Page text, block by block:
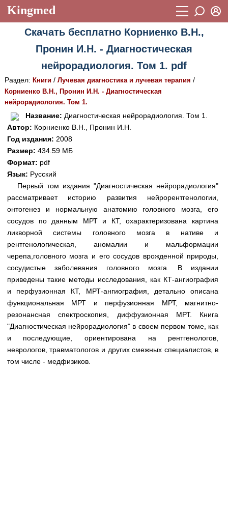
Kingmed
Учебный материал
Видеогалерея 899
Истории болезней 1268
Лекции и презентации 2474
Аккредитационные тесты
Методические рекомендации
Научно-популярное
Статьи
Новости (244)
Медицинская стандартизация
Нормативы экстренной и неотложной помощи
Нормы лабораторных и инструментальных
исследований
Обратная связь
Восстановить пароль
Регистрация
Вход
Скачать бесплатно Корниенко В.Н.,
Пронин И.Н. - Диагностическая
нейрорадиология. Том 1. pdf
Раздел: Книги/ Лучевая диагностика и лучевая терапия /
Корниенко В.Н., Пронин И.Н. - Диагностическая
нейрорадиология. Том 1.
Название: Диагностическая нейрорадиология. Том 1.
Автор: Корниенко В.Н., Пронин И.Н.
Год издания: 2008
Размер: 434.59 МБ
Формат: pdf
Язык: Русский
Первый том издания "Диагностическая нейрорадиология"
рассматривает историю развития нейрорентгенологии,
онтогенез и нормальную анатомию головного мозга, его
сосудов по данным МРТ и КТ, охарактеризована картина
ликворной системы головного мозга в нативе и
рентгенологическая, аномалии и мальформации
черепа,головного мозга и его сосудов врожденной природы,
сосудистые заболевания головного мозга. В издании
приведены такие методы исследования, как КТ-ангиография
и перфузионная КТ, МРТ-ангиография, детально описана
функциональная МРТ и перфузионная МРТ, магнитно-
резонансная спектроскопия, диффузионная МРТ. Книга
"Диагностическая нейрорадиология" в своем первом томе, как
и последующие, ориентирована на рентгенологов,
неврологов, травматологов и других смежных специалистов, в
том числе - медфизиков.